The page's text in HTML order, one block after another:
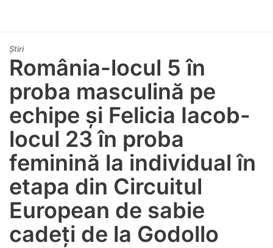
Știri
România-locul 5 în
proba masculină pe
echipe și Felicia Iacob-
locul 23 în proba
feminină la individual în
etapa din Circuitul
European de sabie
cadeți de la Godollo